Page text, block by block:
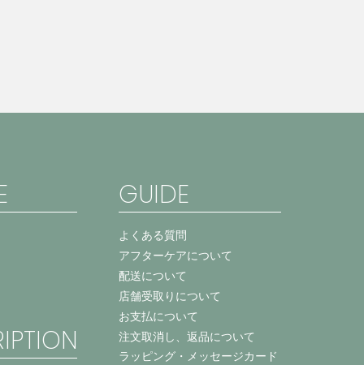
GUIDE
よくある質問
アフターケアについて
配送について
店舗受取りについて
お支払について
注文取消し、返品について
ラッピング・メッセージカード